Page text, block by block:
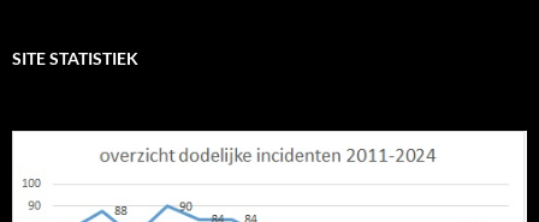
SITE STATISTIEK